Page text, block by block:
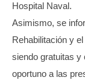
Hospital Naval.
Asimismo, se
Rehabilitación y
siendo gratuitas y
oportuno a las